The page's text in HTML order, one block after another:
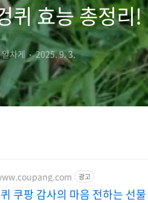
퀴 효능 총정리
차게 2025. 9. 3.
광고
쿠팡 감사의 마음 전하는 선물